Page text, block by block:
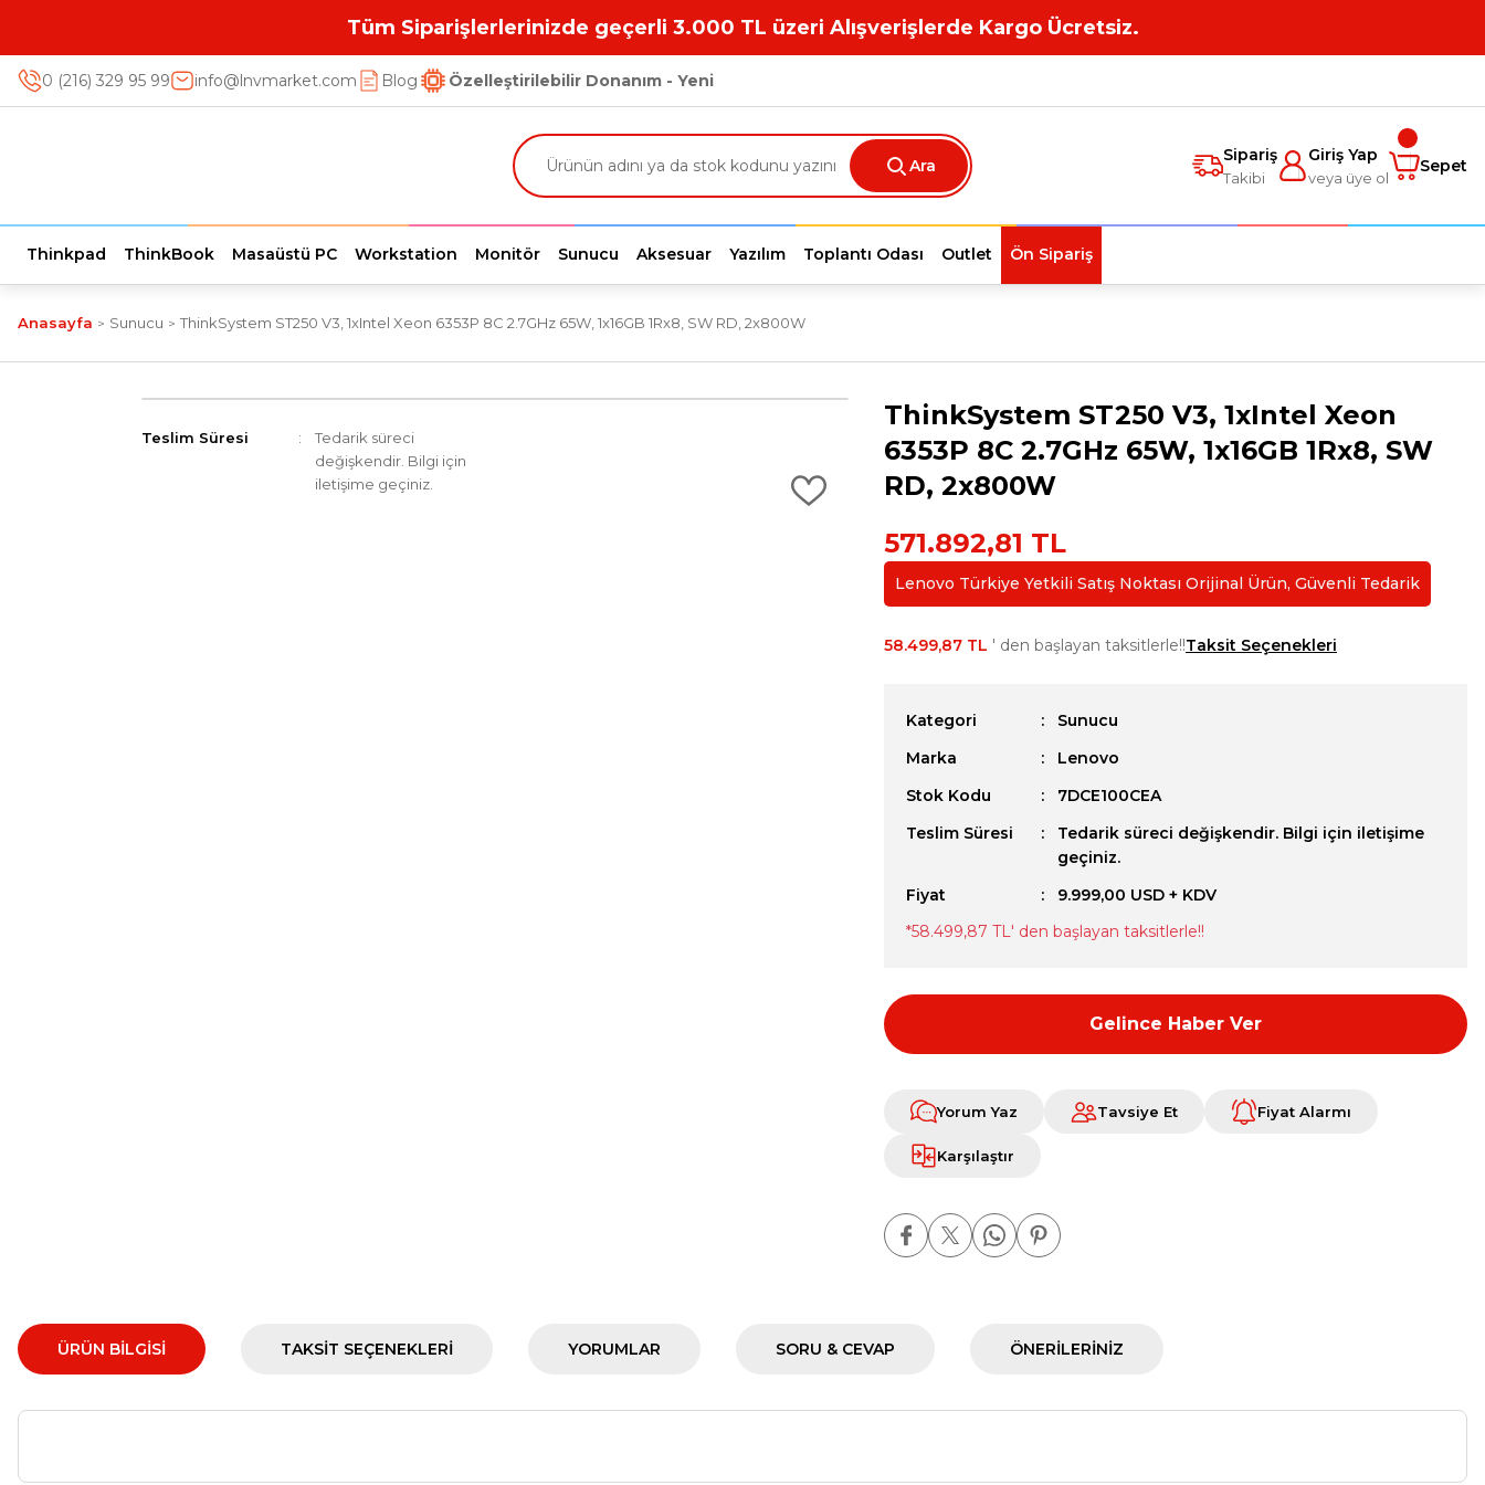
Tüm Siparişlerlerinizde geçerli 3.000 TL üzeri Alışverişlerde Kargo Ücretsiz.
0 (216) 329 95 99 info@lnvmarket.com Blog Özelleştirilebilir Donanım - Yeni
Ara
Sipariş
Takibi
Giriş Yap
veya üye ol
Sepet
Thinkpad ThinkBook Masaüstü PC Workstation Monitör Sunucu Aksesuar Yazılım Toplantı Odası Outlet Ön Sipariş
Anasayfa Sunucu ThinkSystem ST250 V3, 1xIntel Xeon 6353P 8C 2.7GHz 65W, 1x16GB 1Rx8, SW RD, 2x800W
Teslim Süresi
Tedarik süreci
değişkendir. Bilgi için
iletişime geçiniz.
ThinkSystem ST250 V3, 1xIntel Xeon
6353P 8C 2.7GHz 65W, 1x16GB 1Rx8, SW
RD, 2x800W
571.892,81 TL
Lenovo Türkiye Yetkili Satış Noktası Orijinal Ürün, Güvenli Tedarik
58.499,87 TL ' den başlayan taksitlerle!!Taksit Seçenekleri
Kategori
Sunucu
Marka
Lenovo
Stok Kodu
7DCE100CEA
Teslim Süresi
Tedarik süreci değişkendir. Bilgi için iletişime
geçiniz.
Fiyat
9.999,00 USD + KDV
*58.499,87 TL' den başlayan taksitlerle!!
Gelince Haber Ver
Yorum Yaz Tavsiye Et Fiyat Alarmı
Karşılaştır
ÜRÜN BILGISI TAKSIT SEÇENEKLERI YORUMLAR SORU & CEVAP ÖNERILERINIZ